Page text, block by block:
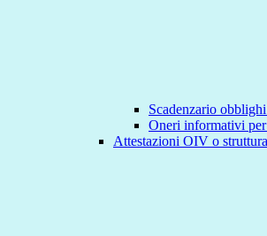
Scadenzario
Oneri informativi
Attestazioni OIV o